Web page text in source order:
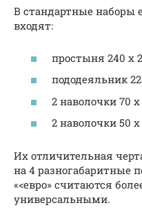
В стандартные наборы
входят:
простыня 240 х
пододеяльник
2 наволочки 70
2 наволочки 50
Их отличительная
на 4 разногабаритные
«<евро» считаются
универсальными.